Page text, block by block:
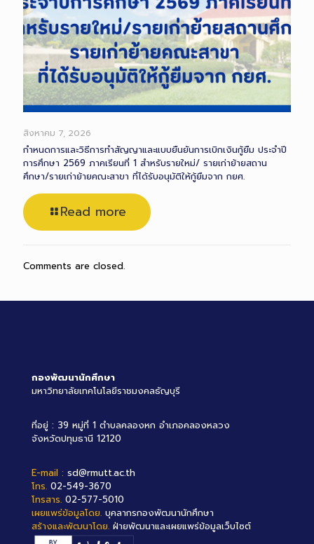
สิงหาคม 7, 2026
กำหนดการและวิธีการทำสัญญาและแบบยืนยันการเบิกเงินกู้ยืม ประจำปี
การศึกษา 2569 ภาคเรียนที่ 1 สำหรับรายใหม่/ รายเก่าย้ายสถาน
ศึกษา/รายเก่าย้ายคณะสาขา ที่ได้รับอนุมัติให้กู้ยืมจาก กยศ.
Read more
Comments are closed.
กองพัฒนานักศึกษา
มหาวิทยาลัยเทคโนโลยีราชมงคลธัญบุรี
ที่อยู่ : 39 หมู่ที่ 1 ตำบลคลองหก อำเภอคลองหลวง
จังหวัดปทุมธานี 12120
E-mail : sd@rmutt.ac.th
โทร. 02-549-3670
โทรสาร. 02-577-5010
เผยแพร่ข้อมูลโดย. บุคลากรกองพัฒนานักศึกษา
สร้างและพัฒนาโดย. ฝ่ายพัฒนาและเผยแพร่ข้อมูลเว็บไซต์